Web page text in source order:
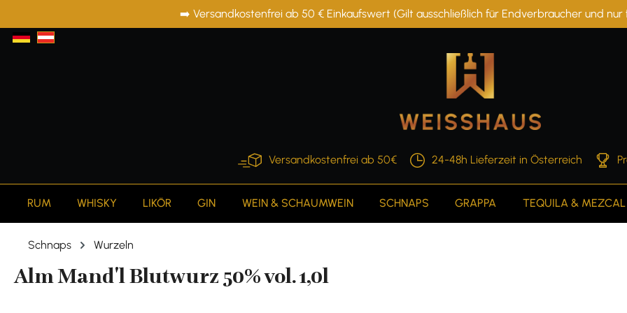
Zur Hauptnavigation springen➡️ Versandkostenfrei ab 50 € Einkaufswert (Gilt ausschließlich für Endverbraucher und
Versandkostenfrei ab 50€ 24-48h Lieferzeit in Österreich
RUM WHISKY LIKÖR GIN WEIN & SCHAUMWEIN SCHNAPS GRAPPA TEQUILA & MEZCAL
Schnaps Wurzeln
Alm Mand'l Blutwurz 50% vol. 1,0l